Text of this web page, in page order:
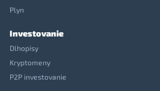
Plyn
Investovanie
Dlhopisy
Kryptomeny
P2P investovanie